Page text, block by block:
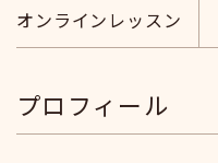
オンラインレッスン
プロフィール